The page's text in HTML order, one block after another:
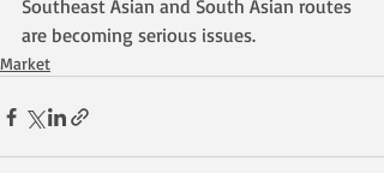
Southeast Asian and South Asian routes
are becoming serious issues.
Market